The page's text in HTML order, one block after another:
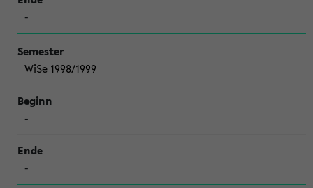
-
WiSe 1998/1999
-
-